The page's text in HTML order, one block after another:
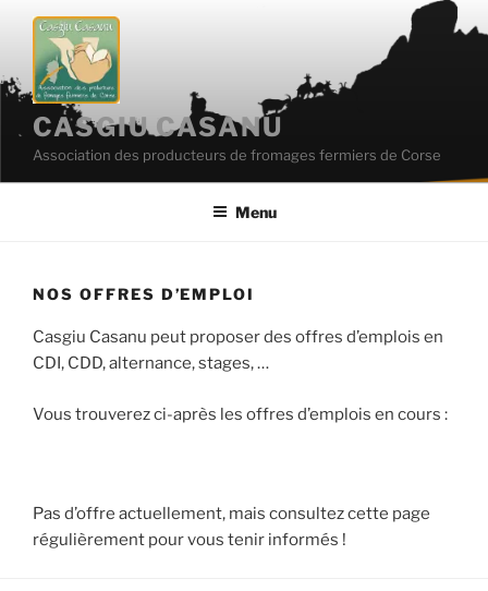
Aller
contenu
principal
CASGIU CASANU
Association des producteurs de fromages fermiers de Corse
Menu
NOS OFFRES D’EMPLOI
Casgiu Casanu peut proposer des offres d’emplois en
CDI, CDD, alternance, stages, …
Vous trouverez ci-après les offres d’emplois en cours :
Pas d’offre actuellement, mais consultez cette page
régulièrement pour vous tenir informés !